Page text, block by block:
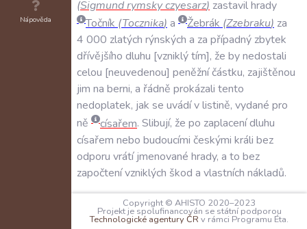
Nápověda
(Sigmundrymskyczyesarz) zastavilhrady
Točník (Tocznika) a Žebrák (Zzebraku) za
4 000 zlatých rýnských a za případný zbytek
dřívějšího dluhu vzniklýtím , že bynedostali
celou neuvedenou peněžníčástku, zajištěnou
jim na berni, a řádně prokázali tento
nedoplatek, jak se uvádívlistině, vydané pro
ně
císařem. Slibují, že po zaplacenídluhu
císařem nebo budoucími českými králi bez
odporu vrátí jmenované hrady, a to bez
započtenívzniklých škod a vlastních nákladů.
SVĚDKOVÉ: Copyright © AHISTO 2020–2023
Projekt je spolufinancován se státní podporou
Technologické agentury ČR v rámci Programu Éta.